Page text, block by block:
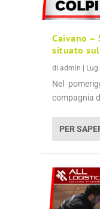
Caivano
situato
diadmin
Nel
compagnia
PER